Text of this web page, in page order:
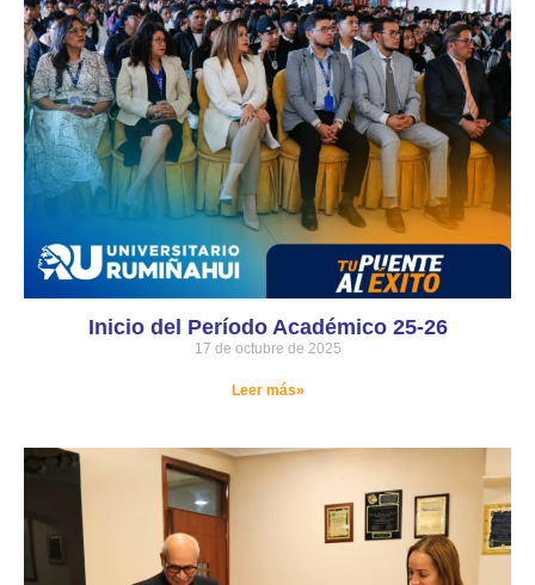
Inicio del Período Académico 25-26
17 de octubre de 2025
Leer más»